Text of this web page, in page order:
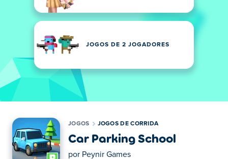
JOGOS DE 2 JOGADORES
JOGOS JOGOS DE CORRIDA
Car Parking School
por Peynir Games